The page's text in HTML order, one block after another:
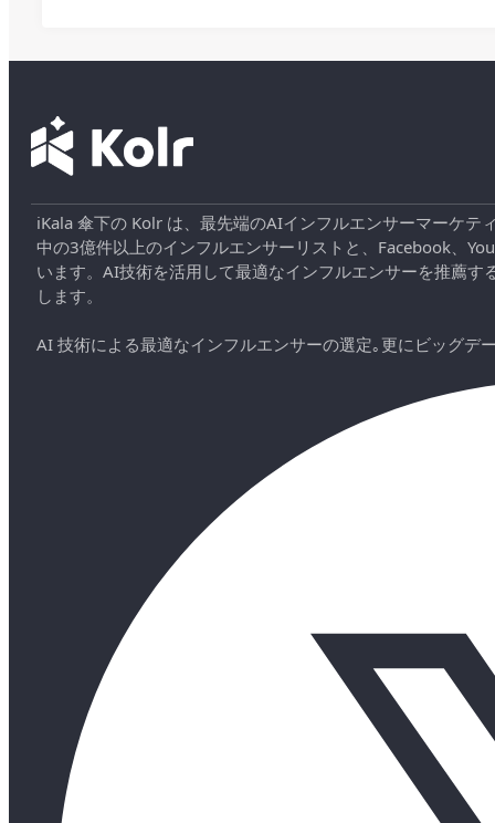
iKala 傘下の Kolr は、最先端のAIインフルエンサーマーケ
中の3億件以上のインフルエンサーリストと、Facebook、
います。AI技術を活用して最適なインフルエンサーを推薦
します。
AI 技術による最適なインフルエンサーの選定｡更にビッグデ